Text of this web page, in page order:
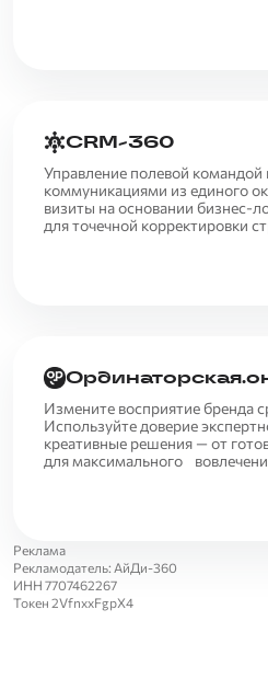
CRM-360
Управление полевой
коммуникациями из единого
визиты на основании бизнес-
для точечной корректировки
Измените восприятие бренда
Используйте доверие
креативные решения — от
для максимального
Реклама
Рекламодатель: АйДи-360
ИНН 7707462267
Токен 2VfnxxFgpX4